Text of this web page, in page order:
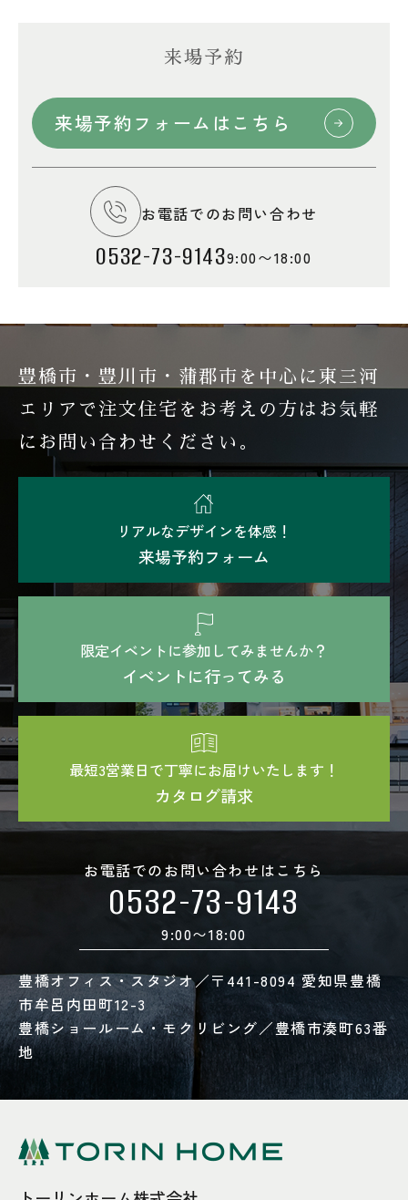
来場予約
来場予約フォームはこちら
お電話でのお問い合わせ
0532-73-91439:00〜18:00
豊橋市・豊川市・蒲郡市を中心に東三河
エリアで注文住宅を お考えの方はお気軽
にお問い合わせください。
リアルなデザインを体感！
来場予約フォーム
限定イベントに参加してみませんか？
イベントに行ってみる
最短3営業日で丁寧にお届けいたします！
カタログ請求
お電話でのお問い合わせはこちら
0532-73-9143
9:00〜18:00
豊橋オフィス・スタジオ／〒441-8094 愛知県豊橋
市牟呂内田町12-3
豊橋ショールーム・モクリビング／豊橋市湊町63番
地